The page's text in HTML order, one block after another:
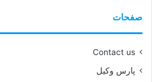
صفحات
Contact us
پارس وکیل